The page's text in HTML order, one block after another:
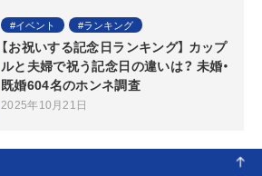
イベント ランキング
【お祝いする記念日ランキング】 カップ
ルと夫婦で祝う記念日の違いは？ 未婚・
既婚604名のホンネ調査
2025年10月21日